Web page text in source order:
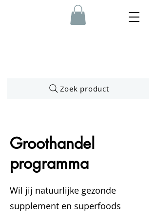
Zoek product
Groothandel
programma
Wil jij natuurlijke gezonde
supplement en superfoods